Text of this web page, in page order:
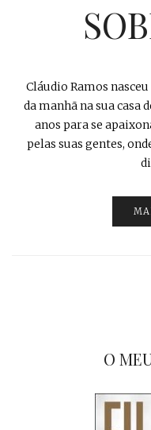
Cláudio Ramos nasceu
da manhã na sua casa
anos para se
pelas suas gentes,
O